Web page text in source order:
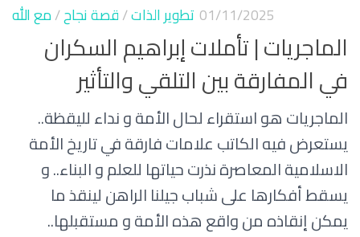
تطوير الذات/قصة نجاح/مع الله 01/11/2025
الماجريات | تأملات إبراهيم السكران
في المفارقة بين التلقي والتأثير
الماجريات هو استقراء لحال الأمة و نداء لليقظة..
يستعرض فيه الكاتب علامات فارقة في تاريخ الأمة
الاسلامية المعاصرة نذرت حياتها للعلم و البناء.. و
يسقط أفكارها على شباب جيلنا الراهن لينقذ ما
يمكن إنقاذه من واقع هذه الأمة و مستقبلها..